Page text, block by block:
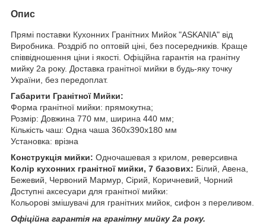
Опис
Прямі поставки Кухонних Гранітних Мийок "ASKANIA" від
Виробника. Роздріб по оптовій ціні, без посередників. Краще
співвідношення ціни і якості. Офіційна гарантія на гранітну
мийку 2а року. Доставка гранітної мийки в будь-яку точку
України, без передоплат.
Габарити Гранітної Мийки:
Форма гранітної мийки: прямокутна;
Розмір: Довжина 770 мм, ширина 440 мм;
Кількість чаш: Одна чаша 360x390x180 мм
Установка: врізна
Конструкція мийки: Одночашевая з крилом, реверсивна
Колір кухонних гранітної мийки, 7 базових: Білий, Авена,
Бежевий, Червоний Мармур, Сірий, Коричневий, Чорний
Доступні аксесуари для гранітної мийки:
Кольорові змішувачі для гранітних мийок, сифон з переливом.
Офіційна гарантія на гранітну мийку 2а року.